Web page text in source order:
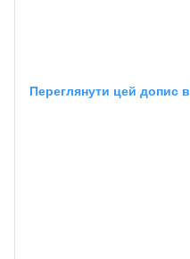
Переглянути цей допис